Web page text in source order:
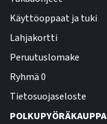
Käyttöoppaat ja tuki
Lahjakortti
Peruutuslomake
Ryhmä 0
Tietosuojaseloste
POLKUPYÖRÄKAUPPA